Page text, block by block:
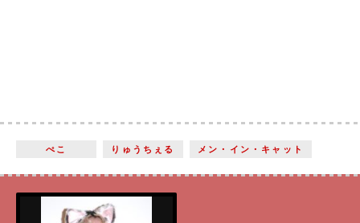
ぺこ りゅうちぇる メン・イン・キャット